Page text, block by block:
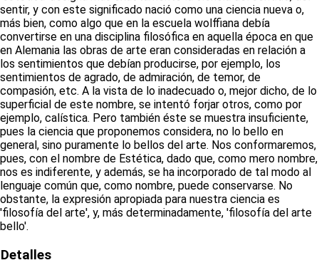
sentir, y con este significado nació como una ciencia nueva o,
más bien, como algo que en la escuela wolffiana debía
convertirse en una disciplina filosófica en aquella época en que
en Alemania las obras de arte eran consideradas en relación a
los sentimientos que debían producirse, por ejemplo, los
sentimientos de agrado, de admiración, de temor, de
compasión, etc. A la vista de lo inadecuado o, mejor dicho, de lo
superficial de este nombre, se intentó forjar otros, como por
ejemplo, calística. Pero también éste se muestra insuficiente,
pues la ciencia que proponemos considera, no lo bello en
general, sino puramente lo bellos del arte. Nos conformaremos,
pues, con el nombre de Estética, dado que, como mero nombre,
nos es indiferente, y además, se ha incorporado de tal modo al
lenguaje común que, como nombre, puede conservarse. No
obstante, la expresión apropiada para nuestra ciencia es
'filosofía del arte', y, más determinadamente, 'filosofía del arte
bello'.
Detalles